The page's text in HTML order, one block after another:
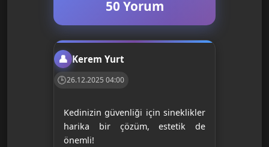
50 Yorum
Kerem Yurt
26.12.2025 04:00
Kedinizin güvenliği için sineklikler
harika bir çözüm, estetik de
önemli!